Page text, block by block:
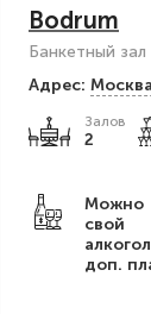
Bodrum
Банкетный зал
Адрес:
Залов
2
Можно
свой
доп.